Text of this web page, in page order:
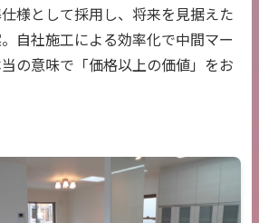
様として採用し、将来を見据えた
自社施工による効率化で中間マー
の意味で「価格以上の価値」をお